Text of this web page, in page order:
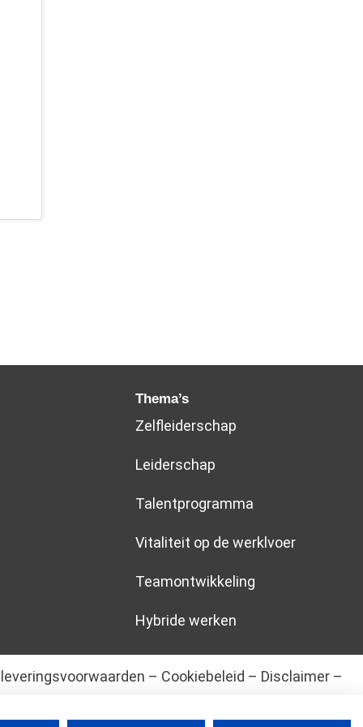
Thema’s
Zelfleiderschap
Leiderschap
Talentprogramma
Vitaliteit op de werklvoer
Teamontwikkeling
Hybride werken
– Cookiebeleid – Disclaimer–